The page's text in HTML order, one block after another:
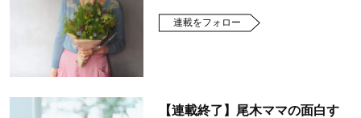
連載をフォロー
【連載終了】尾木ママの面白す